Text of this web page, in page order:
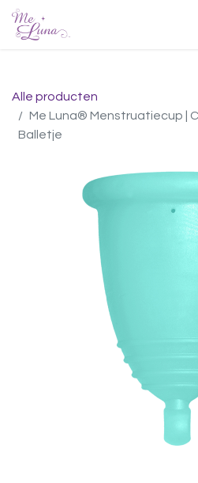
Alle producten
Me Luna® Menstruatiecup |
Balletje